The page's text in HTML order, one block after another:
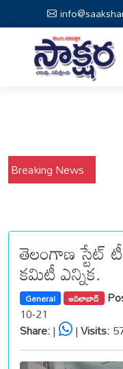
Breaking News
వర్షాల నేపథ్యంలో
తెలంగాణ స్టేట్
కమిటీ ఎన్నిక.
General ఆదిలాబాద్
10-21
Share:| |Visits: